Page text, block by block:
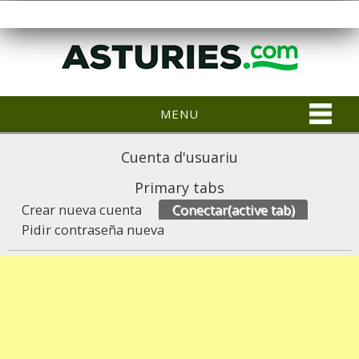
MENU
Cuenta d'usuariu
Primary tabs
Crear nueva cuenta Conectar(active tab)
Pidir contraseña nueva